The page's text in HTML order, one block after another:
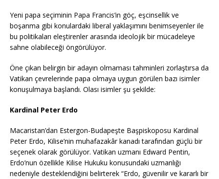
Yeni papa seçiminin Papa Francis’in göç, eşcinsellik ve
boşanma gibi konulardaki liberal yaklaşımını benimseyenler ile
bu politikaları eleştirenler arasında ideolojik bir mücadeleye
sahne olabileceği öngörülüyor.
Öne çıkan belirgin bir adayın olmaması tahminleri zorlaştırsa da
Vatikan çevrelerinde papa olmaya uygun görülen bazı isimler
konuşulmaya başlandı. Olası isimler şu şekilde:
Kardinal Peter Erdo
Macaristan’dan Estergon-Budapeşte Başpiskoposu Kardinal
Peter Erdo, Kilise’nin muhafazakâr kanadı tarafından güçlü bir
seçenek olarak görülüyor. Vatikan uzmanı Edward Pentin,
Erdo’nun özellikle Kilise Hukuku konusundaki uzmanlığı
nedeniyle desteklendiğini belirterek “Erdo, güvenilir ve kararlı bir